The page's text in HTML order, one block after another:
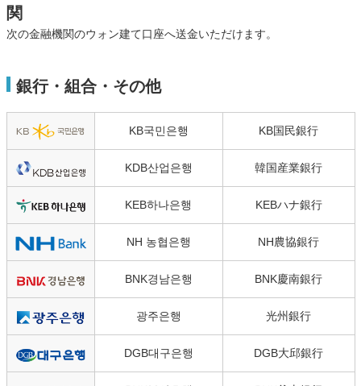
関
次の金融機関のウォン建て口座へ送金いただけます。
銀行・組合・その他
KB국민은행 KB国民銀行
KDB산업은행 韓国産業銀行
KEB하나은행 KEBハナ銀行
NH 농협은행 NH農協銀行
BNK경남은행 BNK慶南銀行
광주은행 光州銀行
DGB대구은행 DGB大邱銀行